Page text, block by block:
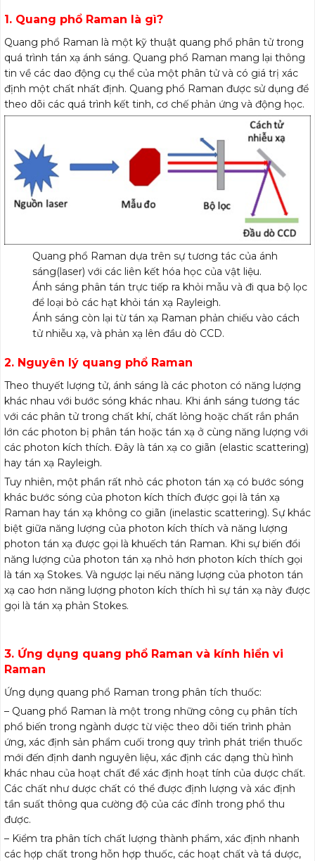
1. Quang phổ Raman là gì?
Quang phổ Raman là một kỹ thuật quang phổ phân tử trong
quá trình tán xạ ánh sáng. Quang phổ Raman mang lại thông
tin về các dao động cụ thể của một phân tử và có giá trị xác
định một chất nhất định. Quang phổ Raman được sử dụng để
theo dõi các quá trình kết tinh, cơ chế phản ứng và động học.
Quang phổ Raman dựa trên sự tương tác của ánh
sáng(laser) với các liên kết hóa học của vật liệu.
Ánh sáng phân tán trực tiếp ra khỏi mẫu và đi qua bộ lọc
để loại bỏ các hạt khỏi tán xạ Rayleigh.
Ánh sáng còn lại từ tán xạ Raman phản chiếu vào cách
tử nhiễu xạ, và phản xạ lên đầu dò CCD.
2. Nguyên lý quang phổ Raman
Theo thuyết lượng tử, ánh sáng là các photon có năng lượng
khác nhau với bước sóng khác nhau. Khi ánh sáng tương tác
với các phân tử trong chất khí, chất lỏng hoặc chất rắn phần
lớn các photon bị phân tán hoặc tán xạ ở cùng năng lượng với
các photon kích thích. Đây là tán xạ co giãn (elastic scattering)
hay tán xạ Rayleigh.
Tuy nhiên, một phần rất nhỏ các photon tán xạ có bước sóng
khác bước sóng của photon kích thích được gọi là tán xạ
Raman hay tán xạ không co giãn (inelastic scattering). Sự khác
biệt giữa năng lượng của photon kích thích và năng lượng
photon tán xạ được gọi là khuếch tán Raman. Khi sự biến đổi
năng lượng của photon tán xạ nhỏ hơn photon kích thích gọi
là tán xạ Stokes. Và ngược lại nếu năng lượng của photon tán
xạ cao hơn năng lượng photon kích thích hì sự tán xạ này được
gọi là tán xạ phản Stokes.
3. Ứng dụng quang phổ Raman và kính hiển vi
Raman
Ứng dụng quang phổ Raman trong phân tích thuốc:
– Quang phổ Raman là một trong những công cụ phân tích
phổ biến trong ngành dược từ việc theo dõi tiến trình phản
ứng, xác định sản phẩm cuối trong quy trình phát triển thuốc
mới đến định danh nguyên liệu, xác định các dạng thù hình
khác nhau của hoạt chất để xác định hoạt tính của dược chất.
Các chất như dược chất có thể được định lượng và xác định
tần suất thông qua cường độ của các đỉnh trong phổ thu
được.
– Kiểm tra phân tích chất lượng thành phẩm, xác định nhanh
các hợp chất trong hỗn hợp thuốc, các hoạt chất và tá dược,